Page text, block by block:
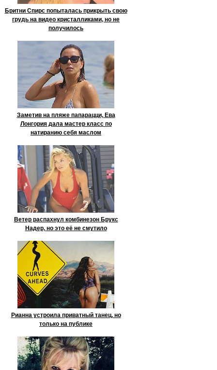
Бритни Спирс попыталась прикрыть свою
грудь на видео кристалликами, но не
получилось
Заметив на пляже папарацци, Ева
Лонгория дала мастер класс по
натиранию себя маслом
Ветер распахнул комбинезон Брукс
Надер, но это её не смутило
Рианна устроила приватный танец, но
только на публике